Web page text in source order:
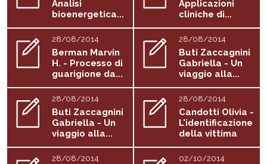
Analisi
bioenergetica...
Applicazioni
cliniche di...
28/08/2014
Berman Marvin
H. - Processo di
guarigione da...
28/08/2014
Buti Zaccagnini
Gabriella - Un
viaggio alla...
28/08/2014
Buti Zaccagnini
Gabriella - Un
viaggio alla...
28/08/2014
Candotti Olivia -
L'identificazione
della vittima
di...
28/08/2014 02/10/2014